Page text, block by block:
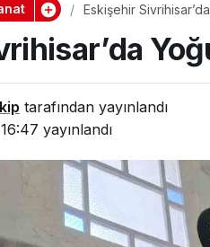
Eskişehir
tarafından yayınlandı
yayınlandı